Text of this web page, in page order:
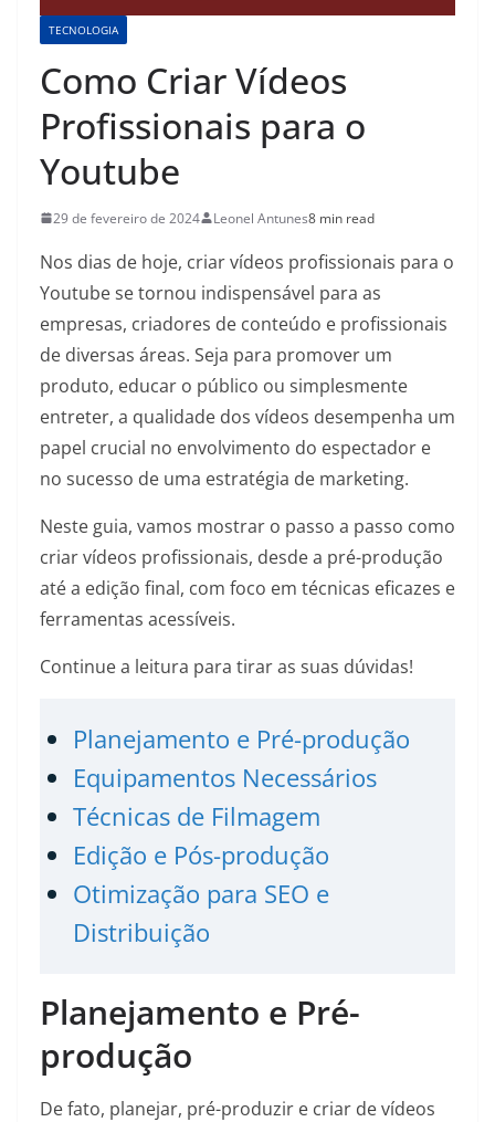
TECNOLOGIA
Como Criar Vídeos
Profissionais para o
Youtube
29 de fevereiro de 2024 Leonel Antunes8 min read
Nos dias de hoje, criar vídeos profissionais para o
Youtube se tornou indispensável para as
empresas, criadores de conteúdo e profissionais
de diversas áreas. Seja para promover um
produto, educar o público ou simplesmente
entreter, a qualidade dos vídeos desempenha um
papel crucial no envolvimento do espectador e
no sucesso de uma estratégia de marketing.
Neste guia, vamos mostrar o passo a passo como
criar vídeos profissionais, desde a pré-produção
até a edição final, com foco em técnicas eficazes e
ferramentas acessíveis.
Continue a leitura para tirar as suas dúvidas!
Planejamento e Pré-produção
Equipamentos Necessários
Técnicas de Filmagem
Edição e Pós-produção
Otimização para SEO e
Distribuição
Planejamento e Pré-
produção
De fato, planejar, pré-produzir e criar de vídeos